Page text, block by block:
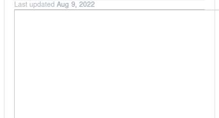
বুড়িচং
অর্থনীতি
Last updated Aug 9, 2022